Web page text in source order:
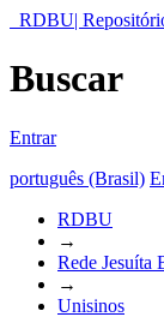
RDBU|
Buscar
Entrar
português (Brasil)
RDBU
→
Rede Jesuíta
→
Unisinos